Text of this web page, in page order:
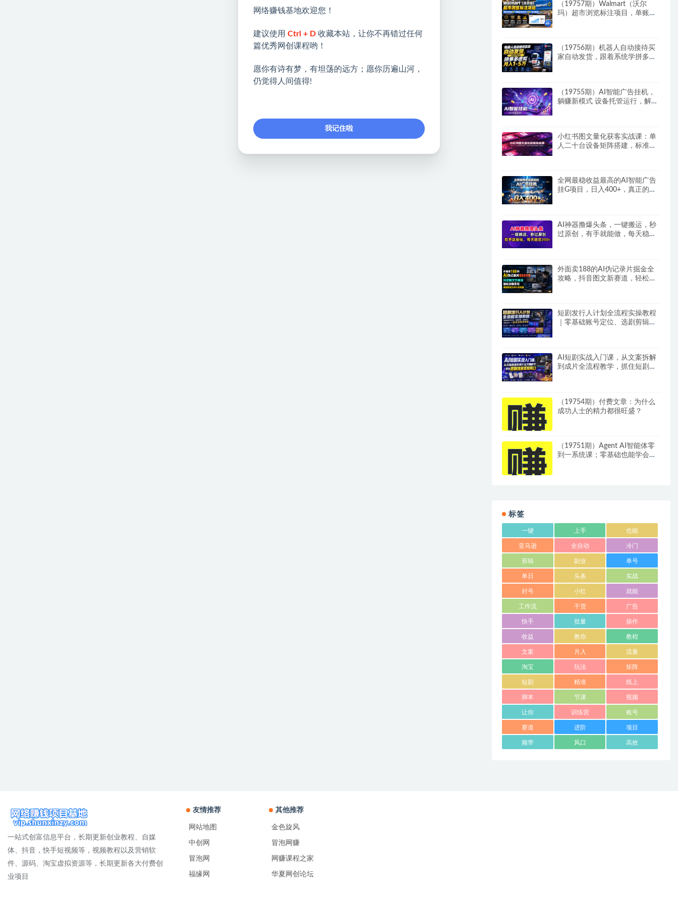
（19757期）Walmart（沃尔
玛）超市浏览标注项目，单账号
（19756期）机器人自动接待买
家自动发货，跟着系统学拼多多
（19755期）AI智能广告挂机，
躺赚新模式 设备托管运行，解放
小红书图文量化获客实战课：单
人二十台设备矩阵搭建，标准化
全网最稳收益最高的AI智能广告
挂G项目，日入400+，真正的躺
AI神器撸爆头条，一键搬运，秒
过原创，有手就能做，每天稳定
外面卖188的AI伪记录片掘金全
攻略，抖音图文新赛道，轻松涨
短剧发行人计划全流程实操教程
｜零基础账号定位、选剧剪辑、
AI短剧实战入门课，从文案拆解
到成片全流程教学，抓住短剧流
（19754期）付费文章：为什么
成功人士的精力都很旺盛？
（19751期）Agent AI智能体零
到一系统课；零基础也能学会自
标签
一键 上手 也能
亚马逊 全自动 冷门
剪辑 副业 单号
单日 头条 实战
封号 小红 就能
工作流 干货 广告
快手 批量 操作
收益 教你 教程
文案 月入 流量
淘宝 玩法 矩阵
短剧 精准 线上
脚本 节课 视频
让你 训练营 账号
赛道 进阶 项目
频带 风口 高效
一站式创富信息平台，长期更新创业教程、自媒
体、抖音，快手短视频等，视频教程以及营销软
件、源码、淘宝虚拟资源等，长期更新各大付费创
业项目
友情推荐
网站地图
中创网
冒泡网
福缘网
其他推荐
金色旋风
冒泡网赚
网赚课程之家
华夏网创论坛
网络赚钱基地欢迎您！
建议使用 Ctrl + D 收藏本站，让你不再错过任何
篇优秀网创课程哟！
愿你有诗有梦，有坦荡的远方；愿你历遍山河，
仍觉得人间值得!
我记住啦